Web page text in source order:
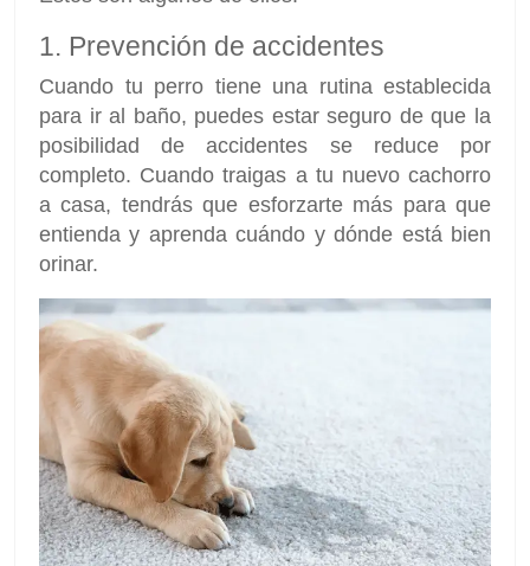
1. Prevención de accidentes
Cuando tu perro tiene una rutina establecida
para ir al baño, puedes estar seguro de que la
posibilidad de accidentes se reduce por
completo. Cuando traigas a tu nuevo cachorro
a casa, tendrás que esforzarte más para que
entienda y aprenda cuándo y dónde está bien
orinar.